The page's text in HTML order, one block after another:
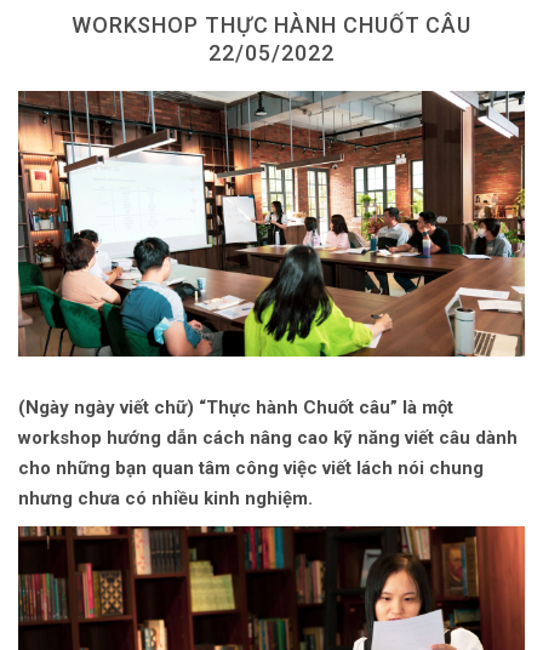
Dùng từ đặt câu
Học từ dân gian
Ngòi bút người xưa
Người Việt với tiếng Việt
Học Viết Chữ
Sự Kiện Chữ
Thư Viện Chữ
Sách Chữ viết
Sách Chữ đọc
Về Chúng Tôi
WORKSHOP THỰC HÀNH CHUỐT CÂU
22/05/2022
(Ngày ngày viết chữ) “Thực hành Chuốt câu” là một
workshop hướng dẫn cách nâng cao kỹ năng viết câu dành
cho những bạn quan tâm công việc viết lách nói chung
nhưng chưa có nhiều kinh nghiệm.